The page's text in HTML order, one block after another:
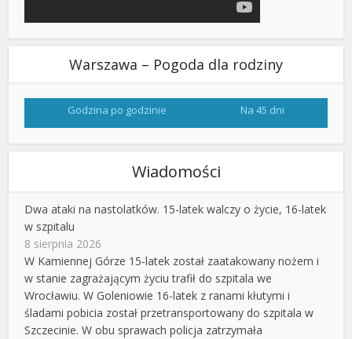
Warszawa – Pogoda dla rodziny
Godzina po godzinie Na 45 dni
Wiadomości
Dwa ataki na nastolatków. 15-latek walczy o życie, 16-latek
w szpitalu
8 sierpnia 2026
W Kamiennej Górze 15-latek został zaatakowany nożem i
w stanie zagrażającym życiu trafił do szpitala we
Wrocławiu. W Goleniowie 16-latek z ranami kłutymi i
śladami pobicia został przetransportowany do szpitala w
Szczecinie. W obu sprawach policja zatrzymała